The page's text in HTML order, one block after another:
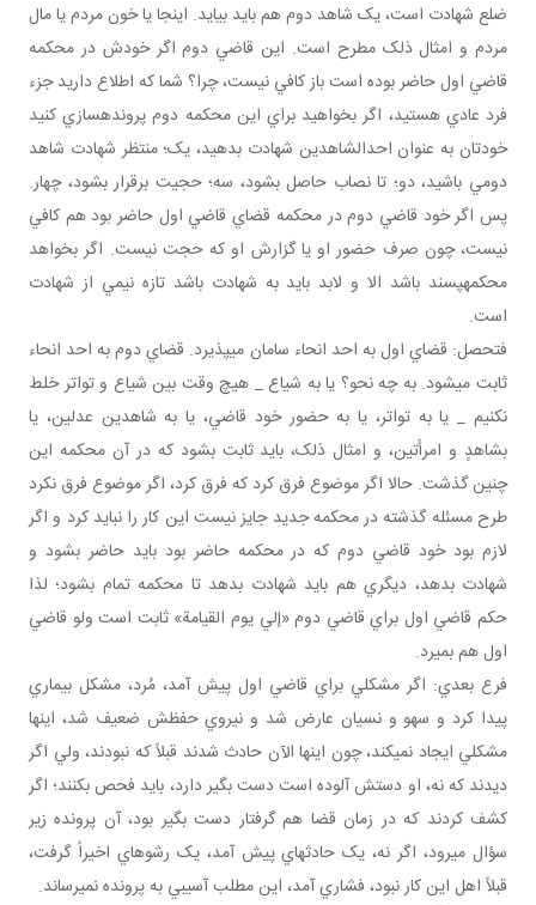
ضلع شهادت است، يک شاهد دوم هم بايد بيايد. اينجا يا خون مردم يا مال
مردم و امثال ذلک مطرح است. اين قاضي دوم اگر خودش در محکمه
قاضي اول حاضر بوده است باز کافي نيست، چرا؟ شما که اطلاع داريد جزء
فرد عادي هستيد، اگر بخواهيد براي اين محکمه دوم پرونده سازي کنيد
خودتان به عنوان احدالشاهدين شهادت بدهيد، يک؛ منتظر شهادت شاهد
دومي باشيد، دو؛ تا نصاب حاصل بشود، سه؛ حجيت برقرار بشود، چهار.
پس اگر خود قاضي دوم در محکمه قضاي قاضي اول حاضر بود هم کافي
نيست، چون صرف حضور او يا گزارش او که حجت نيست. اگر بخواهد
محکمه پسند باشد الا و لابد بايد به شهادت باشد تازه نيمي از شهادت
است.
فتحصل: قضاي اول به احد انحاء سامان مي پذيرد. قضاي دوم به احد انحاء
ثابت مي شود. به چه نحو؟ يا به شياع _ هيچ وقت بين شياع و تواتر خلط
نکنيم _ يا به تواتر، يا به حضور خود قاضي، يا به شاهدين عدلين، يا
بشاهدٍ و امرأتين، و امثال ذلک، بايد ثابت بشود که در آن محکمه اين
چنين گذشت. حالا اگر موضوع فرق کرد که فرق کرد، اگر موضوع فرق نکرد
طرح مسئله گذشته در محکمه جديد جايز نيست اين کار را نبايد کرد و اگر
لازم بود خود قاضي دوم که در محکمه حاضر بود بايد حاضر بشود و
شهادت بدهد، ديگري هم بايد شهادت بدهد تا محکمه تمام بشود؛ لذا
حکم قاضي اول براي قاضي دوم «إلي يوم القيامة» ثابت است ولو قاضي
اول هم بميرد.
فرع بعدي: اگر مشکلي براي قاضي اول پيش آمد، مُرد، مشکل بيماري
پيدا کرد و سهو و نسيان عارض شد و نيروي حفظش ضعيف شد، اينها
مشکلي ايجاد نمي کند، چون اينها الآن حادث شدند قبلاً که نبودند، ولي اگر
ديدند که نه، او دستش آلوده است دست بگير دارد، بايد فحص بکنند؛ اگر
کشف کردند که در زمان قضا هم گرفتار دست بگير بود، آن پرونده زير
سؤال مي رود، اگر نه، يک حادثه اي پيش آمد، يک رشوه اي اخيراً گرفت،
قبلاً اهل اين کار نبود، فشاري آمد، اين مطلب آسيبي به پرونده نمي رساند.